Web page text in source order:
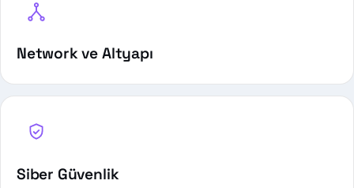
Network ve Altyapı
Siber Güvenlik